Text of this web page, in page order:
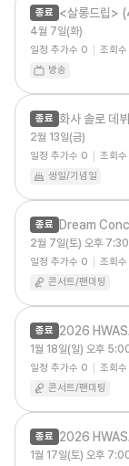
종료 <살롱드립>
4월 7일(화)
일정 추가수 0 조회수
방송
종료 화사 솔로 데
2월 13일(금)
일정 추가수 0 조회수
생일/기념일
종료 Dream
2월 7일(토) 오후
일정 추가수 0 조회수
콘서트/팬미팅
종료 2026
1월 18일(일) 오후
일정 추가수 0 조회수
콘서트/팬미팅
종료 2026
1월 17일(토) 오후